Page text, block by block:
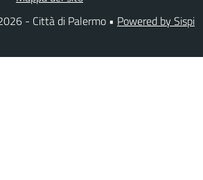
- Città di Palermo • Powered by Sispi